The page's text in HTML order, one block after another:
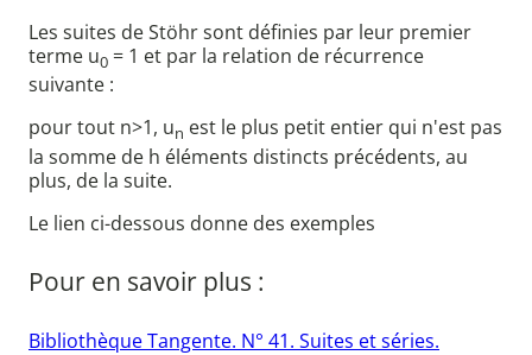
Les suites de Stöhr sont définies par leur premier
terme u0 = 1 et par la relation de récurrence
suivante :
pour tout n>1, un est le plus petit entier qui n'est pas
la somme de h éléments distincts précédents, au
plus, de la suite.
Le lien ci-dessous donne des exemples
Pour en savoir plus :
Bibliothèque Tangente. N° 41. Suites et séries.